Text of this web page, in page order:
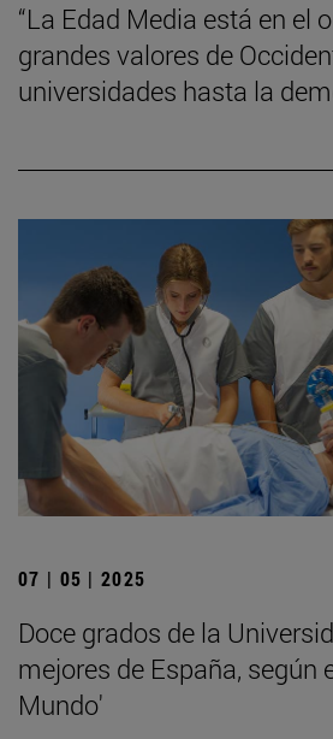
“La Edad Media está en el
grandes valores de
universidades hasta la
07 | 05 | 2025
Doce grados de la
mejores de España, según
Mundo'